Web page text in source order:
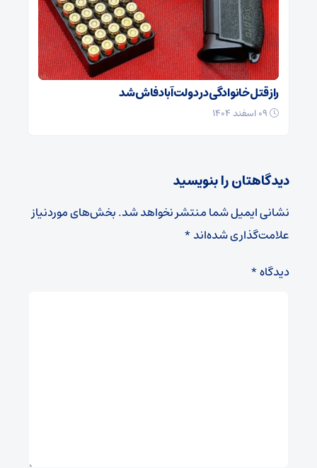
راز قتل خانوادگی در دولت‌آباد فاش شد
دیدگاهتان را بنویسید
نشانی ایمیل شما منتشر نخواهد شد.بخش‌های موردنیاز
علامت‌گذاری شده‌اند*
دیدگاه*